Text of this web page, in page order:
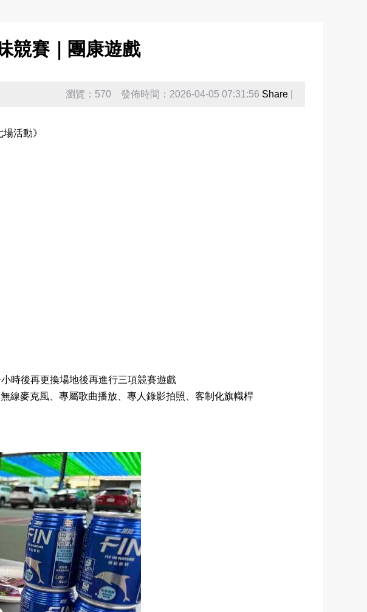
競賽｜團康遊戲
瀏覽：570 發佈時間：2026-04-05 07:31:56 Share
活動》
時後再更換場地後再進行三項競賽遊戲
線麥克風、專屬歌曲播放、專人錄影拍照、客制化旗幟桿